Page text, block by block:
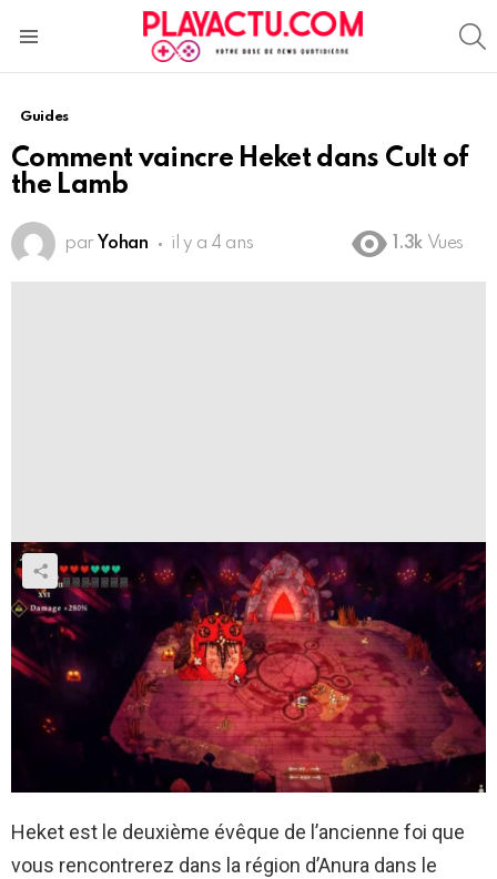
Guides
Comment vaincre Heket dans Cult of
the Lamb
par Yohan il y a 4 ans 1.3k Vues
Heket est le deuxième évêque de l’ancienne foi que
vous rencontrerez dans la région d’Anura dans le